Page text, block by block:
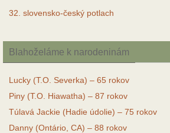
32. slovensko-český potlach
Blahoželáme k narodeninám
Lucky (T.O. Severka) – 65 rokov
Piny (T.O. Hiawatha) – 87 rokov
Túlavá Jackie (Hadie údolie) – 75 rokov
Danny (Ontário, CA) – 88 rokov